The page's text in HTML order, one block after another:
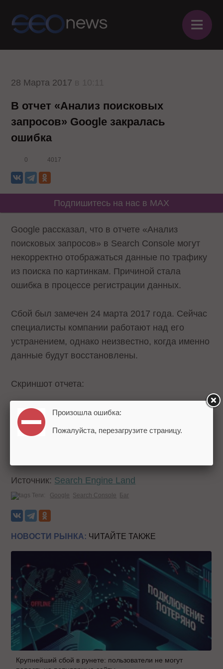
≡
28 Марта 2017
В отчет «Анализ поисковых
запросов» Google закралась
ошибка
0 4017
Подпишитесь на нас в MAX
Google рассказал, что в отчете «Анализ
поисковых запросов» в Search Console могут
некорректно отображаться данные по трафику
из поиска по картинкам. Причиной стала
ошибка в процессе регистрации данных.
Сбой был замечен 24 марта 2017 года. Сейчас
специалисты компании работают над его
устранением, однако неизвестно, когда именно
данные будут восстановлены.
Скриншот отчета:
Источник: Search Engine Land
Теги: Google Search Console Баг
НОВОСТИ РЫНКА: ЧИТАЙТЕ ТАКЖЕ
Крупнейший сбой в рунете: пользователи не могут
Произошла ошибка:
Пожалуйста, перезагрузите страницу.